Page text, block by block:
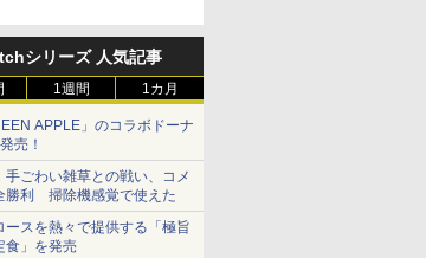
シリーズ 人気記事
1週間 1カ月
APPLE」のコラボドーナ
売！
手ごわい雑草との戦い、コメ
勝利 掃除機感覚で使えた
ースを熱々で提供する「極旨
食」を発売